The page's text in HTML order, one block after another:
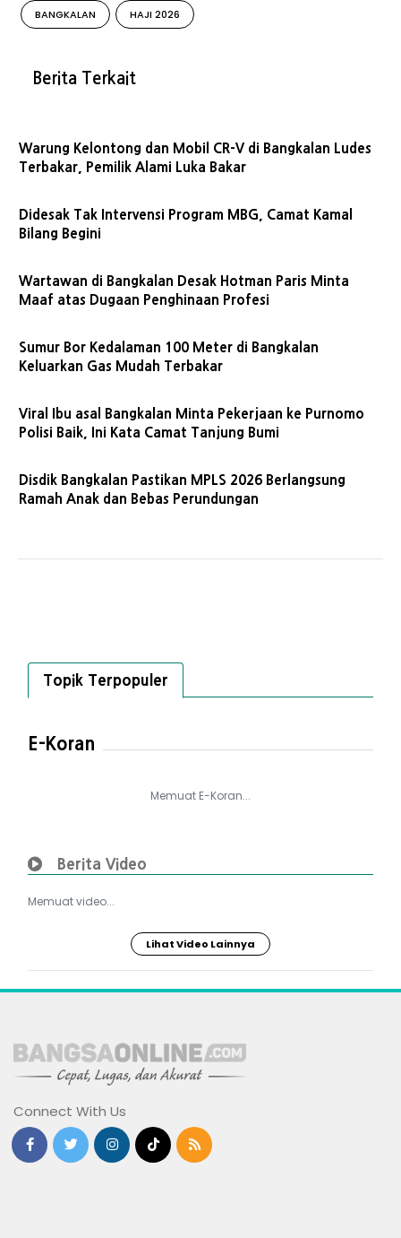
BANGKALAN HAJI 2026
Berita Terkait
Warung Kelontong dan Mobil CR-V di Bangkalan Ludes
Terbakar, Pemilik Alami Luka Bakar
Didesak Tak Intervensi Program MBG, Camat Kamal
Bilang Begini
Wartawan di Bangkalan Desak Hotman Paris Minta
Maaf atas Dugaan Penghinaan Profesi
Sumur Bor Kedalaman 100 Meter di Bangkalan
Keluarkan Gas Mudah Terbakar
Viral Ibu asal Bangkalan Minta Pekerjaan ke Purnomo
Polisi Baik, Ini Kata Camat Tanjung Bumi
Disdik Bangkalan Pastikan MPLS 2026 Berlangsung
Ramah Anak dan Bebas Perundungan
Topik Terpopuler
E-Koran
Memuat E-Koran...
Berita Video
Memuat video...
Lihat Video Lainnya
Connect With Us